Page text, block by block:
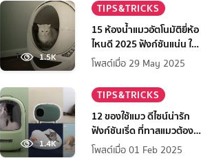
1.5K
TIPS&TRICKS
15 ห้องน้ำแมวอัตโนมัติยี่ห้อ
ไหนดี 2025 ฟังก์ชันแน่น ใช้
สบาย สะอาดง่าย เจ้าของ
โพสต์เมื่อ 29 May 2025
1.4K
TIPS&TRICKS
12 ของใช้แมว ดีไซน์น่ารัก
ฟังก์ชันเริ่ด ที่ทาสแมวต้องมี
ไว้มัดใจเจ้านาย
โพสต์เมื่อ 01 Feb 2025